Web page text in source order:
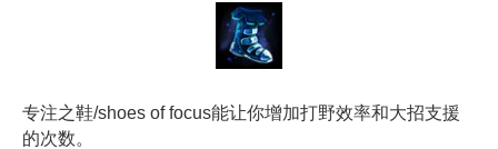
专注之鞋/shoes of focus能让你增加打野效率和大招支援
的次数。